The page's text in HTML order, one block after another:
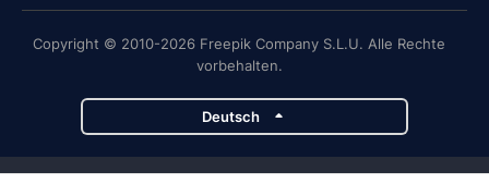
Copyright © 2010-2026 Freepik Company S.L.U. Alle Rechte
vorbehalten.
Deutsch